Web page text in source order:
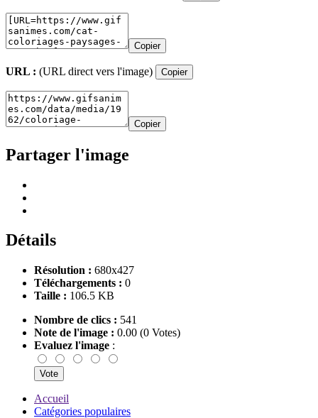
Copier
URL : (URL direct vers l'image) Copier
Copier
Partager l'image
Détails
Résolution : 680x427
Téléchargements : 0
Taille : 106.5 KB
Nombre de clics : 541
Note de l'image : 0.00 (0 Votes)
Evaluez l'image :
Accueil
Catégories populaires